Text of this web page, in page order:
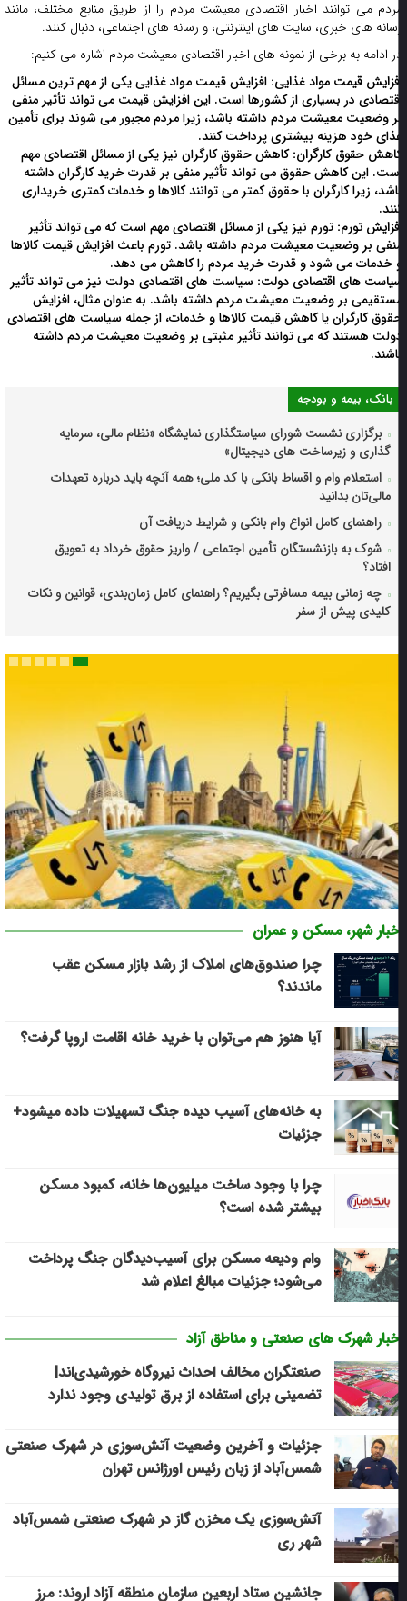
می توانند اخبار اقتصادی معیشت مردم را از طریق منابع مختلف، مانند
های خبری، سایت های اینترنتی، و رسانه های اجتماعی، دنبال کنند.
ادامه به برخی از نمونه های اخبار اقتصادی معیشت مردم اشاره می کنیم:
قیمت مواد غذایی:افزایش قیمت مواد غذایی یکی از مهم ترین مسائل
در بسیاری از کشورها است. این افزایش قیمت می تواند تأثیر منفی
وضعیت معیشت مردم داشته باشد، زیرا مردم مجبور می شوند برای تأمین
خود هزینه بیشتری پرداخت کنند.
حقوق کارگران:کاهش حقوق کارگران نیز یکی از مسائل اقتصادی مهم
این کاهش حقوق می تواند تأثیر منفی بر قدرت خرید کارگران داشته
زیرا کارگران با حقوق کمتر می توانند کالاها و خدمات کمتری خریداری
تورم:تورم نیز یکی از مسائل اقتصادی مهم است که می تواند تأثیر
بر وضعیت معیشت مردم داشته باشد. تورم باعث افزایش قیمت کالاها
خدمات می شود و قدرت خرید مردم را کاهش می دهد.
های اقتصادی دولت:سیاست های اقتصادی دولت نیز می تواند تأثیر
بر وضعیت معیشت مردم داشته باشد. به عنوان مثال، افزایش
کارگران یا کاهش قیمت کالاها و خدمات، از جمله سیاست های اقتصادی
هستند که می توانند تأثیر مثبتی بر وضعیت معیشت مردم داشته
بانک، بیمه و بودجه
برگزاری نشست شورای سیاستگذاری نمایشگاه «نظام مالی، سرمایه
گذاری و زیرساخت های دیجیتال»
استعلام وام و اقساط بانکی با کد ملی؛ همه آنچه باید درباره تعهدات
مالی‌تان بدانید
راهنمای کامل انواع وام بانکی و شرایط دریافت آن
شوک به بازنشستگان تأمین اجتماعی / واریز حقوق خرداد به تعویق
افتاد؟
چه زمانی بیمه مسافرتی بگیریم؟ راهنمای کامل زمان‌بندی، قوانین و نکات
کلیدی پیش از سفر
بسته‌های تابستانی رومینگ ایرانسل برای سفر به مقصدهای متنوع
فیدس چگونه مسیر مهاجرت را از مشاوره تا دریافت ویزا مدیریت
می‌کند؟شهر، مسکن و عمران
چرا صندوق‌های املاک از رشد بازار مسکن عقب
ماندند؟
آیا هنوز هم می‌توان با خرید خانه اقامت اروپا گرفت؟
به خانه‌های آسیب دیده جنگ تسهیلات داده میشود+
جزئیات
چرا با وجود ساخت میلیون‌ها خانه، کمبود مسکن
بیشتر شده است؟
وام ودیعه مسکن برای آسیب‌دیدگان جنگ پرداخت
می‌شود؛ جزئیات مبالغ اعلام شد
شهرک های صنعتی و مناطق آزاد
صنعتگران مخالف احداث نیروگاه خورشیدی‌اند|
تضمینی برای استفاده از برق تولیدی وجود ندارد
جزئیات و آخرین وضعیت آتش‌سوزی در شهرک صنعتی
شمس‌آباد از زبان رئیس اورژانس تهران
آتش‌سوزی یک مخزن گاز در شهرک صنعتی شمس‌آباد
شهر ری
جانشین ستاد اربعین سازمان منطقه آزاد اروند: مرز